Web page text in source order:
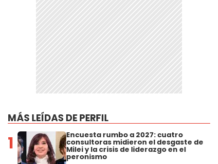
MÁS LEÍDAS DE PERFIL
1 Encuesta rumbo a 2027: cuatro
consultoras midieron el desgaste de
Milei y la crisis de liderazgo en el
peronismo